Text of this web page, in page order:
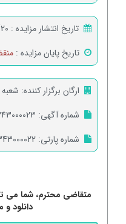
تاریخ انتشار مزایده :
تاریخ پایان مزایده :
ارگان برگزار کننده:
شماره آگهی:
شماره پارتی:
متقاضی محترم، شما می
دانلود